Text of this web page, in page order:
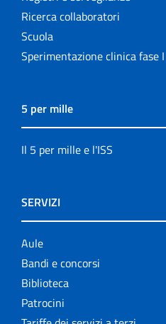
Ricerca collaboratori
Scuola
Sperimentazione clinica fase I
5 per mille
Il 5 per mille e l'ISS
SERVIZI
Aule
Bandi e concorsi
Biblioteca
Patrocini